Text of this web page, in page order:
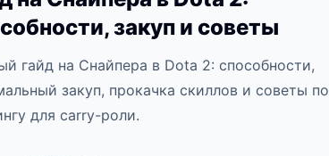
закуп и советы
гайд на Снайпера в Dota 2: способности,
закуп, прокачка скиллов и советы по
для carry-роли.